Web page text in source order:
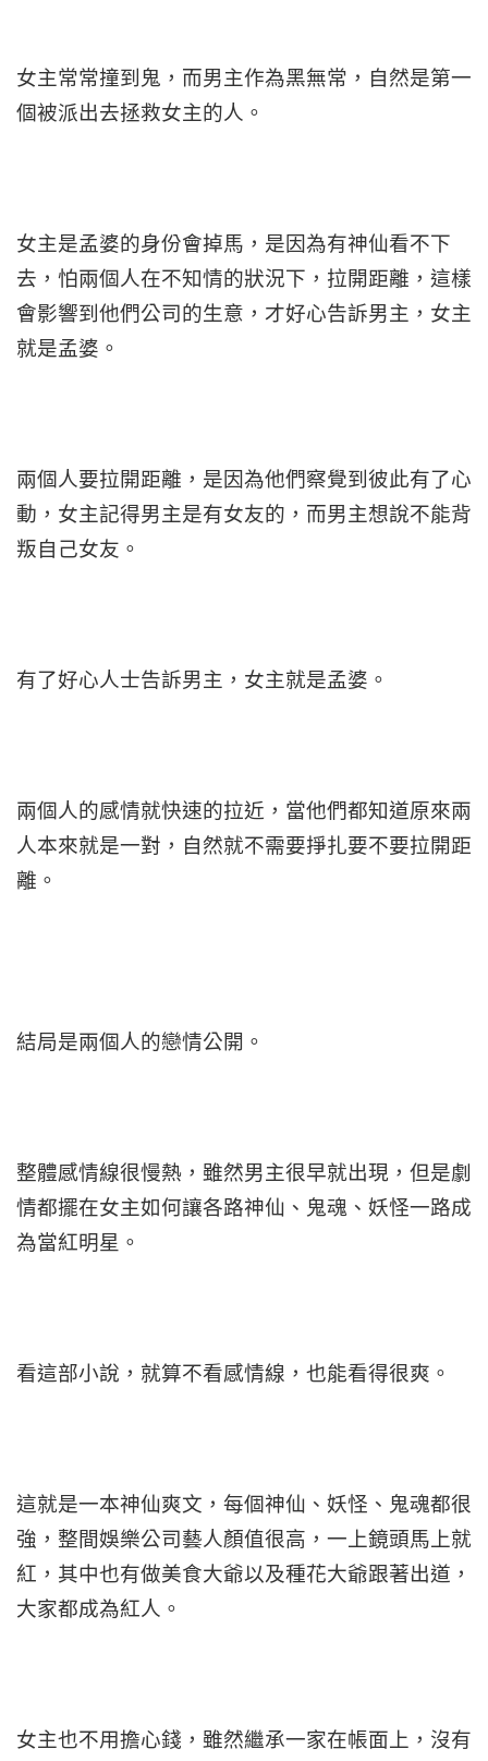
女主常常撞到鬼，而男主作為黑無常，自然是第一
個被派出去拯救女主的人。
女主是孟婆的身份會掉馬，是因為有神仙看不下
去，怕兩個人在不知情的狀況下，拉開距離，這樣
會影響到他們公司的生意，才好心告訴男主，女主
就是孟婆。
兩個人要拉開距離，是因為他們察覺到彼此有了心
動，女主記得男主是有女友的，而男主想說不能背
叛自己女友。
有了好心人士告訴男主，女主就是孟婆。
兩個人的感情就快速的拉近，當他們都知道原來兩
人本來就是一對，自然就不需要掙扎要不要拉開距
離。
結局是兩個人的戀情公開。
整體感情線很慢熱，雖然男主很早就出現，但是劇
情都擺在女主如何讓各路神仙、鬼魂、妖怪一路成
為當紅明星。
看這部小說，就算不看感情線，也能看得很爽。
這就是一本神仙爽文，每個神仙、妖怪、鬼魂都很
強，整間娛樂公司藝人顏值很高，一上鏡頭馬上就
紅，其中也有做美食大爺以及種花大爺跟著出道，
大家都成為紅人。
女主也不用擔心錢，雖然繼承一家在帳面上，沒有